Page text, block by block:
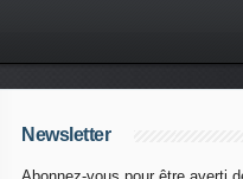
Newsletter